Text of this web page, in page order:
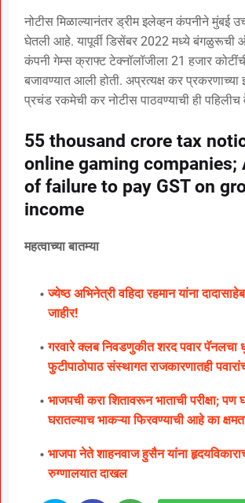
नोटीस मिळाल्यानंतर ड्रीम इलेव्हन कंपनीने मुंबई
घेतली आहे. यापूर्वी डिसेंबर 2022 मध्ये बंगळुरूची
कंपनी गेम्स क्राफ्ट टेक्नॉलॉजीला 21 हजार
बजावण्यात आली होती. अप्रत्यक्ष कर प्रकरणाच्या
प्रचंड रकमेची कर नोटीस पाठवण्याची ही
55 thousand crore tax
online gaming companies;
of failure to pay GST on
income
महत्वाच्या बातम्या
ज्येष्ठ अभिनेत्री वहिदा रहमान यांना
जाहीर!
गरवारे क्लब निवडणुकीत शरद पवार पॅनलचा
फुटीपाठोपाठ संस्थागत राजकारणातही
भाजपची करा शितावरून भाताची परीक्षा; पण
घरातल्याच भाकऱ्या फिरवण्याची आहे का
भाजपा नेते शाहनवाज हुसैन यांना
रुग्णालयात दाखल